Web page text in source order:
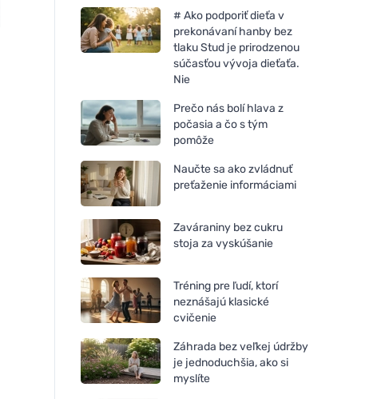
# Ako podporiť dieťa v
prekonávaní hanby bez
tlaku Stud je prirodzenou
súčasťou vývoja dieťaťa.
Nie
Prečo nás bolí hlava z
počasia a čo s tým
pomôže
Naučte sa ako zvládnuť
preťaženie informáciami
Zaváraniny bez cukru
stoja za vyskúšanie
Tréning pre ľudí, ktorí
neznášajú klasické
cvičenie
Záhrada bez veľkej údržby
je jednoduchšia, ako si
myslíte